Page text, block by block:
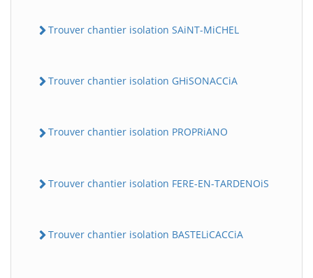
Trouver chantier isolation SAiNT-MiCHEL
Trouver chantier isolation GHiSONACCiA
Trouver chantier isolation PROPRiANO
Trouver chantier isolation FERE-EN-TARDENOiS
Trouver chantier isolation BASTELiCACCiA